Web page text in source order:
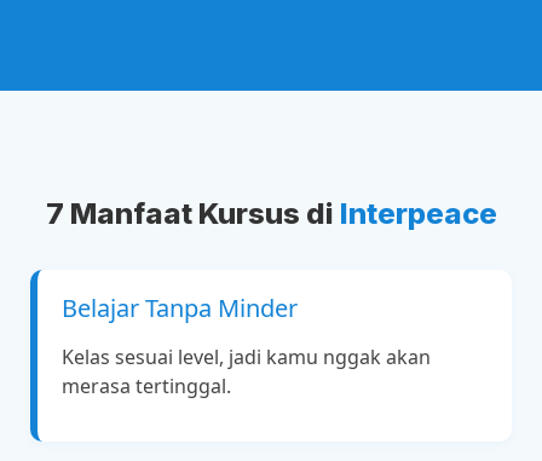
7 Manfaat Kursus di Interpeace
Belajar Tanpa Minder
Kelas sesuai level, jadi kamu nggak akan
merasa tertinggal.